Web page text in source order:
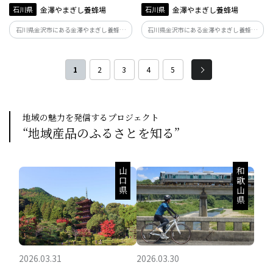
石川県 金澤やまぎし養蜂場
石川県金沢市にある金澤やまぎし養蜂場
が厳選したはちみつを使った希釈タイプ
した。
石川県 金澤やまぎし養蜂場
石川県金沢市にある金澤やまぎし養蜂場
がパンに合うはちみつとジャムを厳選し
1 2 3 4 5
地域の魅力を発信するプロジェクト
“地域産品のふるさとを知る”
2026.03.31
山口県
2026.03.30
和歌山県